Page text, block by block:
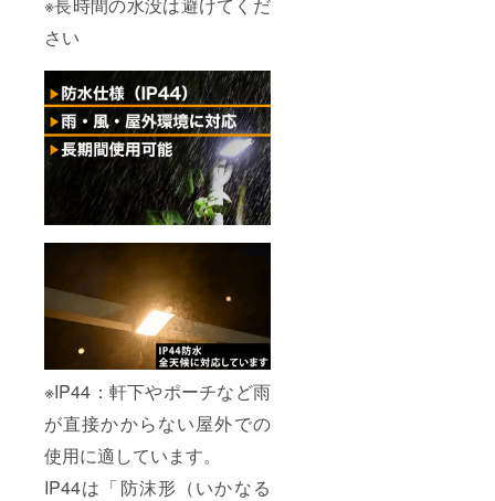
さい
※IP44：軒下やポーチなど雨
が直接かからない屋外での
使用に適しています。
IP44は「防沫形（いかなる